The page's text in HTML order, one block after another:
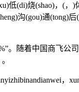
(di)烧(shao)，(，)
沟(gou)通(tong)
随着中国商飞公
。
，